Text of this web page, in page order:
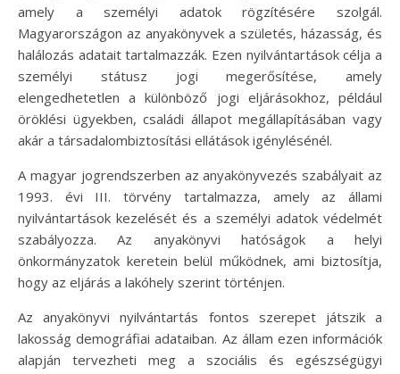
amely a személyi adatok rögzítésére szolgál.
Magyarországon az anyakönyvek a születés, házasság, és
halálozás adatait tartalmazzák. Ezen nyilvántartások célja a
személyi státusz jogi megerősítése, amely
elengedhetetlen a különböző jogi eljárásokhoz, például
öröklési ügyekben, családi állapot megállapításában vagy
akár a társadalombiztosítási ellátások igénylésénél.
A magyar jogrendszerben az anyakönyvezés szabályait az
1993. évi III. törvény tartalmazza, amely az állami
nyilvántartások kezelését és a személyi adatok védelmét
szabályozza. Az anyakönyvi hatóságok a helyi
önkormányzatok keretein belül működnek, ami biztosítja,
hogy az eljárás a lakóhely szerint történjen.
Az anyakönyvi nyilvántartás fontos szerepet játszik a
lakosság demográfiai adataiban. Az állam ezen információk
alapján tervezheti meg a szociális és egészségügyi